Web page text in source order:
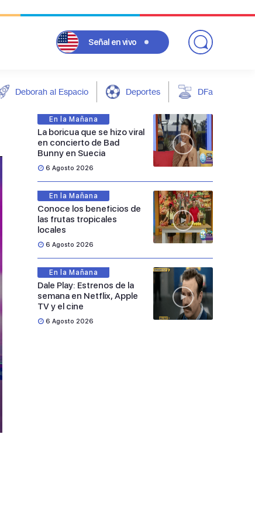
Señal en vivo
Deborah al Espacio Deportes DFarándula
En la Mañana
La boricua que se hizo viral
en concierto de Bad
Bunny en Suecia
6 Agosto 2026
En la Mañana
Conoce los beneficios de
las frutas tropicales
locales
6 Agosto 2026
En la Mañana
Dale Play: Estrenos de la
semana en Netflix, Apple
TV y el cine
6 Agosto 2026